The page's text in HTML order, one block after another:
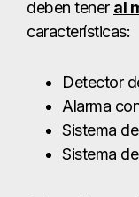
Estos sistemas
edificio para
aún más
del